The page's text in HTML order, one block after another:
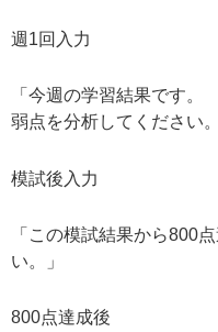
週1回入力
「今週の学習結果です。
弱点を分析してください。
模試後入力
「この模試結果から800
い。」
800点達成後